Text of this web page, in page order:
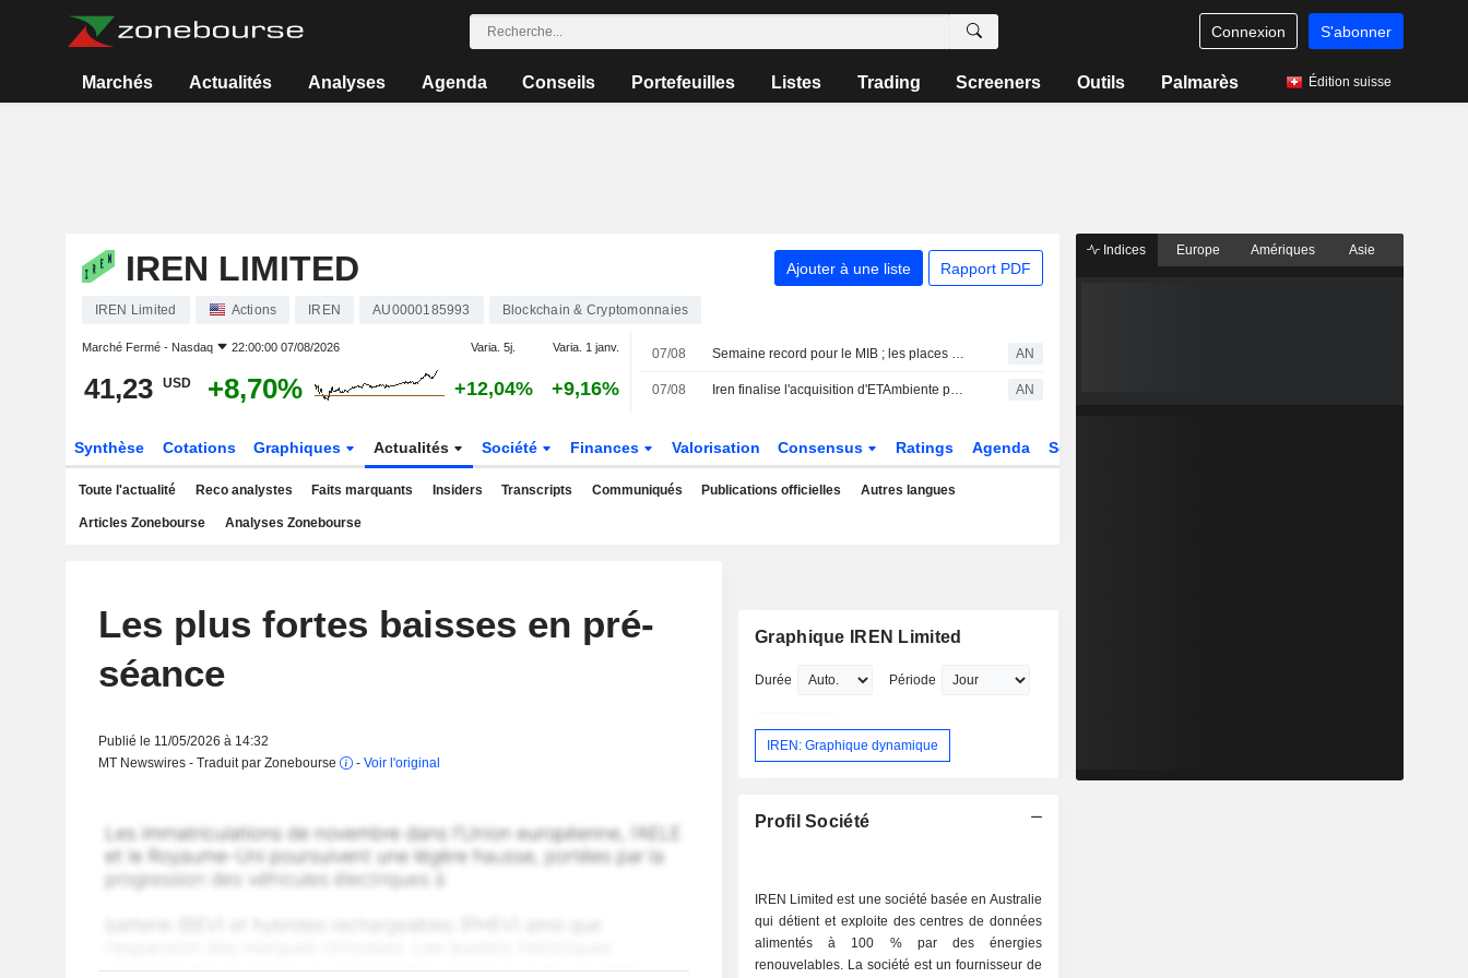
Connexion S'abonner
Marchés Actualités Analyses Agenda Conseils Portefeuilles Listes Trading Screeners Outils Palmarès Édition suisse
IREN LIMITED Ajouter à une liste Rapport PDF
IREN Limited Actions IREN AU0000185993 Blockchain & Cryptomonnaies
Marché Fermé - Nasdaq 22:00:00 07/08/2026 Varia. 5j. Varia. 1 janv.
41,23 USD +8,70% +12,04% +9,16%
07/08 Semaine record pour le MIB ; les places européennes orientées à la hausse AN
07/08 Iren finalise l'acquisition d'ETAmbiente pour 15 millions d'euros AN
Synthèse Cotations Graphiques Actualités Société Finances Valorisation Consensus Ratings Agenda Secteur
Toute l'actualité Reco analystes Faits marquants Insiders Transcripts Communiqués Publications officielles Autres langues
Articles Zonebourse Analyses Zonebourse
Les plus fortes baisses en pré-
séance
Publié le 11/05/2026 à 14:32
MT Newswires - Traduit par Zonebourse
- Voir l'original
Graphique IREN Limited
Durée Période
IREN: Graphique dynamique
Profil Société
IREN Limited est une société basée en Australie
qui détient et exploite des centres de données
alimentés à 100 % par des énergies
renouvelables. La société est un fournisseur de
Indices Europe Amériques Asie